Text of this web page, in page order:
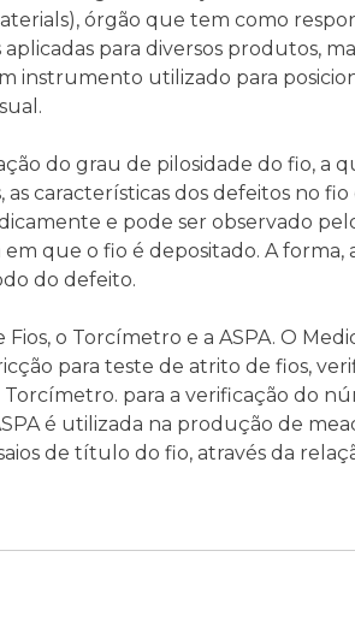
órgão que tem como
para diversos produtos,
instrumento utilizado para
do grau de pilosidade do fio, a
características dos defeitos no
e pode ser observado
que o fio é depositado. A
do defeito.
o Torcímetro e a ASPA. O
para teste de atrito de fios,
para a verificação do
é utilizada na produção de
de título do fio, através da